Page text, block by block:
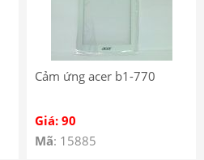
Cảm ứng acer b1-770
Giá: 90
Mã: 15885